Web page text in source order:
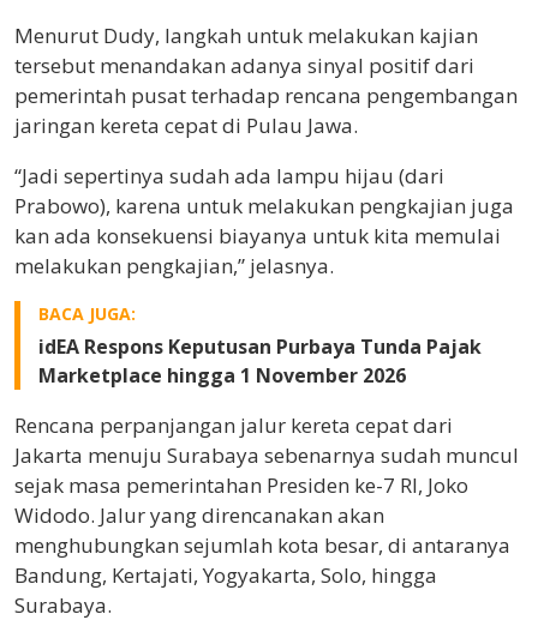
Menurut Dudy, langkah untuk melakukan kajian
tersebut menandakan adanya sinyal positif dari
pemerintah pusat terhadap rencana pengembangan
jaringan kereta cepat di Pulau Jawa.
“Jadi sepertinya sudah ada lampu hijau (dari
Prabowo), karena untuk melakukan pengkajian juga
kan ada konsekuensi biayanya untuk kita memulai
melakukan pengkajian,” jelasnya.
BACA JUGA:
idEA Respons Keputusan Purbaya Tunda Pajak
Marketplace hingga 1 November 2026
Rencana perpanjangan jalur kereta cepat dari
Jakarta menuju Surabaya sebenarnya sudah muncul
sejak masa pemerintahan Presiden ke-7 RI, Joko
Widodo. Jalur yang direncanakan akan
menghubungkan sejumlah kota besar, di antaranya
Bandung, Kertajati, Yogyakarta, Solo, hingga
Surabaya.